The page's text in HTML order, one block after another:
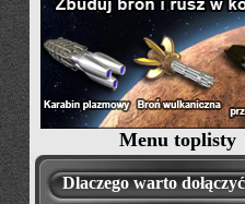
Menu toplisty
Dlaczego warto dołączyć